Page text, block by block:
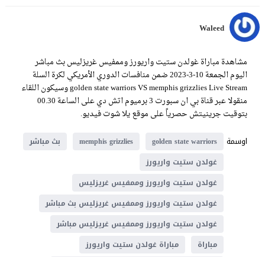
Waleed
مشاهدة مباراة غولدن ستيت واريورز وممفيس غريزليس بث مباشر
اليوم الجمعة 10-3-2023 ضمن منافسات الدوري الأمريكي لكرة السلة
golden state warriors VS memphis grizzlies Live Stream وسيكون اللقاء
منقولا عبر قناة بي ان سبورت 3 برميوم اتش دي على الساعة 00.30
بتوقيت جرينيتش حصرياً على موقع يلا شوت فيديو.
اوسمة
golden state warriors
memphis grizzlies
بث مباشر
غولدن ستيت واريورز
غولدن ستيت واريورز وممفيس غريزليس
غولدن ستيت واريورز وممفيس غريزليس بث مباشر
غولدن ستيت واريورز وممفيس غريزليس مباشر
مباراة
مباراة غولدن ستيت واريورز